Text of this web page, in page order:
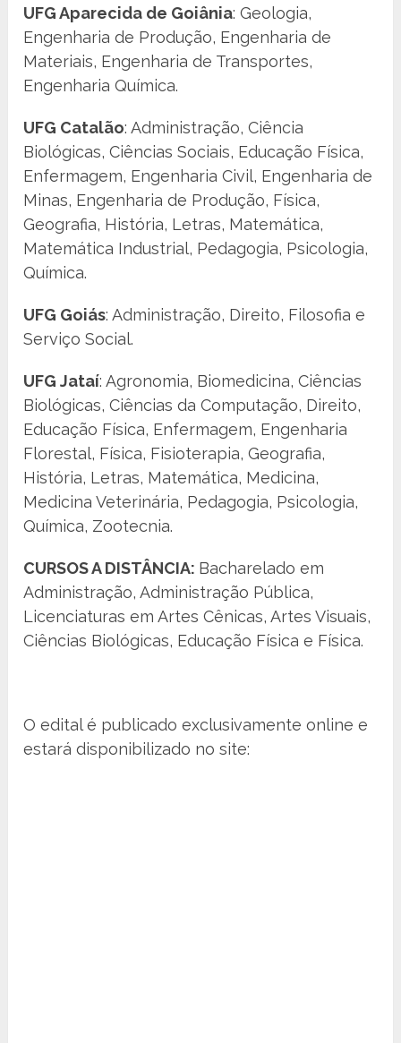
UFG Aparecida de Goiânia: Geologia,
Engenharia de Produção, Engenharia de
Materiais, Engenharia de Transportes,
Engenharia Química.
UFG Catalão: Administração, Ciência
Biológicas, Ciências Sociais, Educação Física,
Enfermagem, Engenharia Civil, Engenharia de
Minas, Engenharia de Produção, Física,
Geografia, História, Letras, Matemática,
Matemática Industrial, Pedagogia, Psicologia,
Química.
UFG Goiás: Administração, Direito, Filosofia e
Serviço Social.
UFG Jataí: Agronomia, Biomedicina, Ciências
Biológicas, Ciências da Computação, Direito,
Educação Física, Enfermagem, Engenharia
Florestal, Física, Fisioterapia, Geografia,
História, Letras, Matemática, Medicina,
Medicina Veterinária, Pedagogia, Psicologia,
Química, Zootecnia.
CURSOS A DISTÂNCIA: Bacharelado em
Administração, Administração Pública,
Licenciaturas em Artes Cênicas, Artes Visuais,
Ciências Biológicas, Educação Física e Física.
O edital é publicado exclusivamente online e
estará disponibilizado no site: